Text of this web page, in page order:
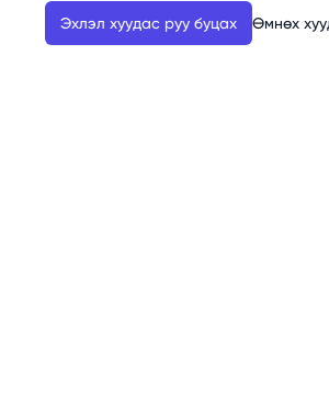
Эхлэл хуудас руу буцах Өмнөх